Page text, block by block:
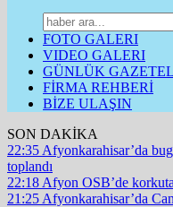
FOTO GALERI
VIDEO GALERI
GÜNLÜK
FİRMA REHBERİ
BİZE ULAŞIN
SON DAKİKA
22:35 Afyonkarahisar’da
toplandı
22:18 Afyon OSB’de
21:25 Afyonkarahisar’da